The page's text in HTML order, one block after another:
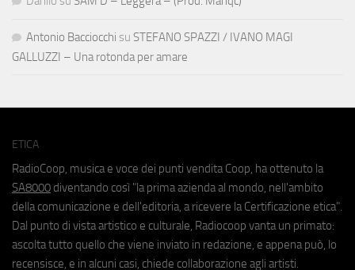
Antonio Bacciocchi su STEFANO SPAZZI / IVANO MAGI
GALLUZZI – Una rotonda per amare
ETICA
RadioCoop, musica e voce dei punti vendita Coop, ha ottenuto la
SA8000 diventando così "la prima azienda al mondo, nell'ambito
della comunicazione e dell'editoria, a ricevere la Certificazione etica".
Dal punto di vista artistico e culturale, Radiocoop vanta un primato:
ascolta tutto quello che viene inviato in redazione, e appena può, lo
recensisce, e in alcuni casi, chiede collaborazione agli artisti.